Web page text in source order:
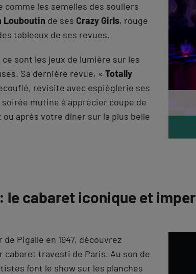
comme les semelles des souliers
Louboutin de ses Crazy Girls, rouge
tableaux de ses revues.
ce sont les jeux de lumière sur les
Sa dernière revue, « Totally
revisite avec espièglerie ses
mutine à apprécier coupe de
ou après votre dîner sur la plus belle
le cabaret iconique et
Pigalle en 1947, découvrez
cabaret travesti de Paris. Au son de
font le show sur les planches